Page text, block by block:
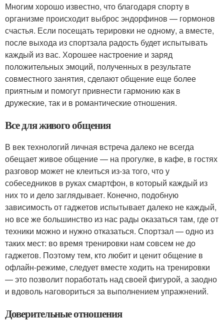
Многим хорошо известно, что благодаря спорту в
организме происходит выброс эндорфинов — гормонов
счастья. Если посещать терировки не одному, а вместе,
после выхода из спортзала радость будет испытывать
каждый из вас. Хорошее настроение и заряд
положительных эмоций, полученных в результате
совместного занятия, сделают общение еще более
приятным и помогут привнести гармонию как в
дружеские, так и в романтические отношения.
Все для живого общения
В век технологий личная встреча далеко не всегда
обещает живое общение — на прогулке, в кафе, в гостях
разговор может не клеиться из-за того, что у
собеседников в руках смартфон, в который каждый из
них то и дело заглядывает. Конечно, подобную
зависимость от гаджетов испытывает далеко не каждый,
но все же большинство из нас рады оказаться там, где от
техники можно и нужно отказаться. Спортзал — одно из
таких мест: во время тренировки нам совсем не до
гаджетов. Поэтому тем, кто любит и ценит общение в
офлайн-режиме, следует вместе ходить на тренировки
— это позволит поработать над своей фигурой, а заодно
и вдоволь наговориться за выполнением упражнений.
Доверительные отношения